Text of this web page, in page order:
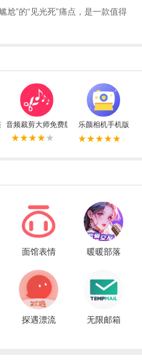
尬”的“见光死”痛点，是一款值得
拦截器最新版
音频裁剪大师免费版 乐颜相机手机版
面馆表情 暖暖部落
探遇漂流
无限邮箱